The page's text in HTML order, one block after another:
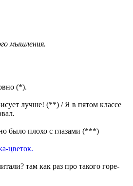
мышления.
(*).
лучше! (**) / Я в пятом классе
было плохо с глазами (***)
цветок.
там как раз про такого горе-